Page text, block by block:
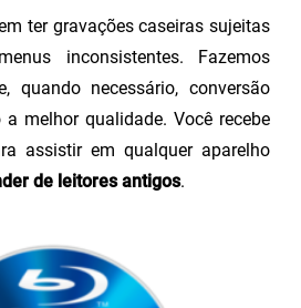
ter gravações caseiras sujeitas
inconsistentes. Fazemos
quando necessário, conversão
melhor qualidade. Você recebe
assistir em qualquer aparelho
de leitores antigos.